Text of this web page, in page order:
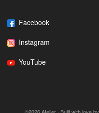
Facebook
Instagram
YouTube
©2026 Atelier · Built with love by